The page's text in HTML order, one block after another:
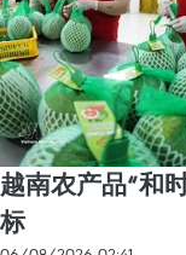
越南农产品“和
标